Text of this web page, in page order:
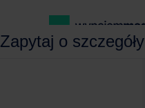
Zapytaj o szczegóły